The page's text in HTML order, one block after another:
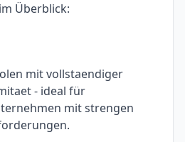
im Überblick:
mit vollstaendiger
- ideal für
mit strengen